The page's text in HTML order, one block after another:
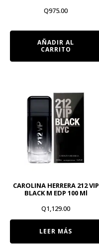
Q975.00
AÑADIR AL
CARRITO
CAROLINA HERRERA 212 VIP
BLACK M EDP 100 Ml
Q1,129.00
LEER MÁS